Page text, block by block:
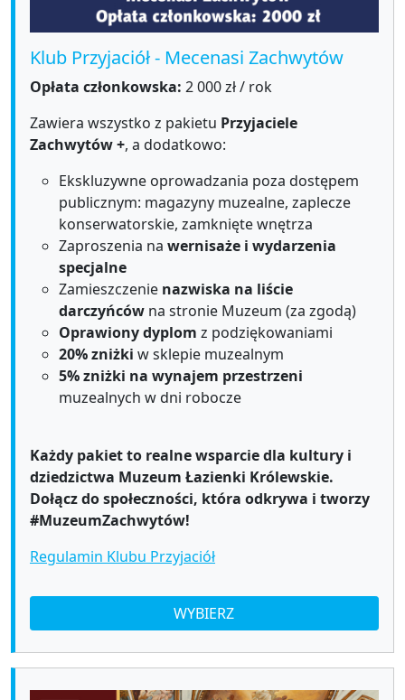
Klub Przyjaciół - Mecenasi Zachwytów
Opłata członkowska: 2 000 zł / rok
Zawiera wszystko z pakietu Przyjaciele
Zachwytów +, a dodatkowo:
Ekskluzywne oprowadzania poza dostępem
publicznym: magazyny muzealne, zaplecze
konserwatorskie, zamknięte wnętrza
Zaproszenia na wernisaże i wydarzenia
specjalne
Zamieszczenie nazwiska na liście
darczyńców na stronie Muzeum (za zgodą)
Oprawiony dyplom z podziękowaniami
20% zniżki w sklepie muzealnym
5% zniżki na wynajem przestrzeni
muzealnych w dni robocze
Każdy pakiet to realne wsparcie dla kultury i
dziedzictwa Muzeum Łazienki Królewskie.
Dołącz do społeczności, która odkrywa i tworzy
#MuzeumZachwytów!
Regulamin Klubu Przyjaciół
WYBIERZ